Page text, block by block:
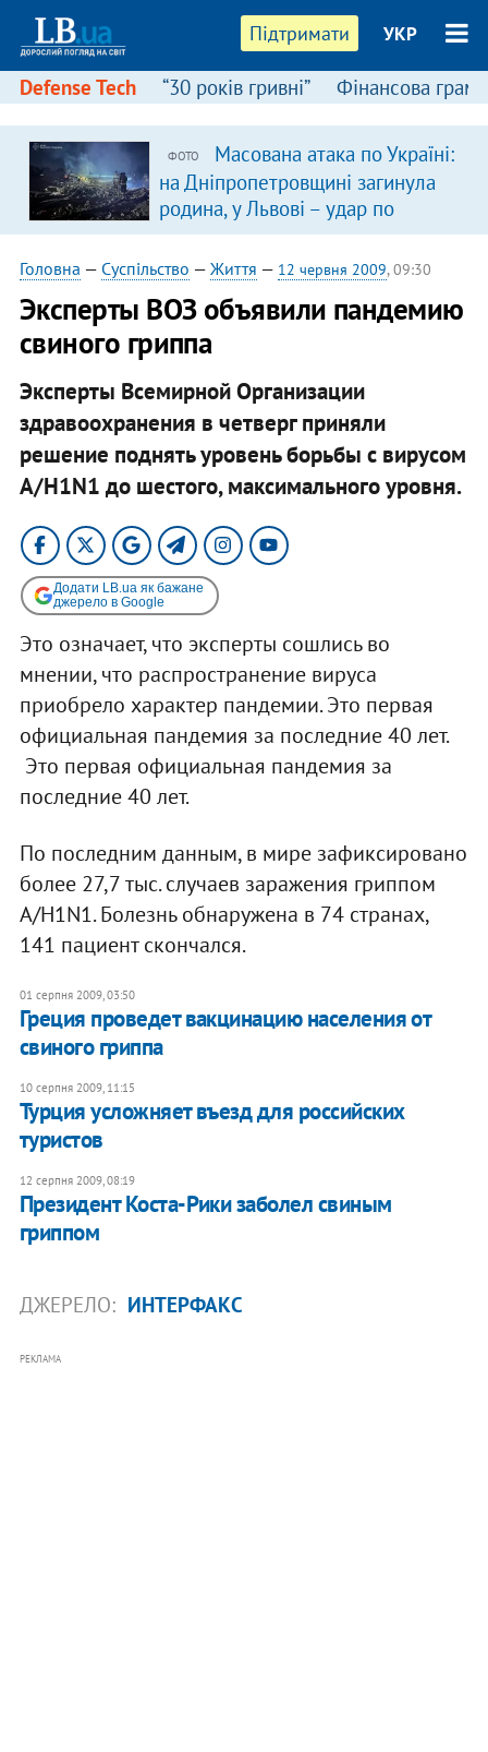
Підтримати УКР
Defense Tech “30 років гривні” Фінансова
ФОТО
Масована атака по Україні:
на Дніпропетровщині загинула
родина, у Львові – удар по
багатоповерхівках
(доповнюється)
Головна — Суспільство — Життя — 12 червня 2009, 09:30
Эксперты ВОЗ объявили пандемию
свиного гриппа
Эксперты Всемирной Организации
здравоохранения в четверг приняли
решение поднять уровень борьбы с вирусом
A/H1N1 до шестого, максимального уровня.
Додати LB.ua як бажане
джерело в Google
Это означает, что эксперты сошлись во
мнении, что распространение вируса
приобрело характер пандемии. Это первая
официальная пандемия за последние 40 лет.
Это первая официальная пандемия за
последние 40 лет.
По последним данным, в мире зафиксировано
более 27,7 тыс. случаев заражения гриппом
A/H1N1. Болезнь обнаружена в 74 странах,
141 пациент скончался.
01 серпня 2009, 03:50
Греция проведет вакцинацию населения от
свиного гриппа
10 серпня 2009, 11:15
Турция усложняет въезд для российских
туристов
12 серпня 2009, 08:19
Президент Коста-Рики заболел свиным
гриппом
ДЖЕРЕЛО: ИНТЕРФАКС
РЕКЛАМА